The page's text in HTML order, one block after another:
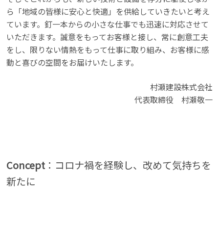
ら「地域の皆様に安心と快適」を供給していきたいと考え
ています。釘一本からの小さな仕事でも迅速に対応させて
いただきます。誠意をもってお客様と接し、常に創意工夫
をし、限りない情熱をもって仕事に取り組み、お客様に感
動と喜びの空間をお届けいたします。
村瀬建設株式会社
代表取締役 村瀬敬一
Concept ：コロナ禍を経験し、改めて気持ちを
新たに